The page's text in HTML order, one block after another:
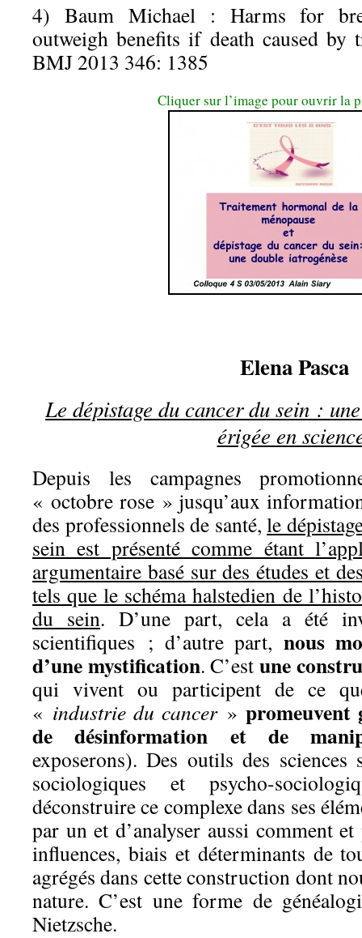
4) Baum Michael : Harms for
outweigh benefits if death caused
BMJ 2013 346: 1385
Cliquer sur l’image pour ouvrir la
Elena Pasca
Le dépistage du cancer du sein :
érigée en
Depuis les campagnes
« octobre rose » jusqu’aux
des professionnels de santé,le
sein est présenté comme étant
argumentaire basé sur des études et
tels que le schéma halstedien de
du sein. D’une part, cela a été
scientifiques ; d’autre part, nous
d’une mystification. C’estune
qui vivent ou participent de ce
« industrie du cancer » promeuvent
de désinformation et de
exposerons). Des outils des sciences
sociologiques et psycho-
déconstruire ce complexe dans ses
par un et d’analyser aussi comment
influences, biais et déterminants de
agrégés dans cette construction dont
nature. C’est une forme de
Nietzsche.